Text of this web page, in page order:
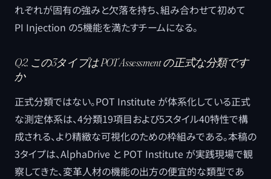
れぞれが固有の強みと欠落を持ち、組み合わせて初めて
PI Injection の5機能を満たすチームになる。
Q2. この3タイプは POT Assessment の正式な分類です
か
正式分類ではない。POT Institute が体系化している正式
な測定体系は、4分類19項目および5スタイル40特性で構
成される、より精緻な可視化のための枠組みである。本稿の
3タイプは、AlphaDrive と POT Institute が実践現場で観
察してきた、変革人材の機能の出方の便宜的な類型であ